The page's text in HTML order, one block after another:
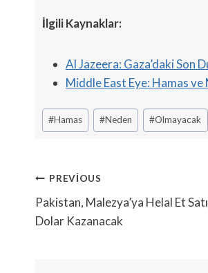
İlgili Kaynaklar:
Al Jazeera: Gaza’daki Son
Middle East Eye: Hamas ve
Post
Tags:
#Hamas #Neden #Olmayacak
Yazı
Gezinmesi
PREVIOUS
Pakistan, Malezya’ya Helal Et
Dolar Kazanacak